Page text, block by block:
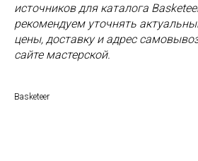
источников для каталога
рекомендуем уточнять
цены, доставку и адрес
сайте мастерской.
Basketeer